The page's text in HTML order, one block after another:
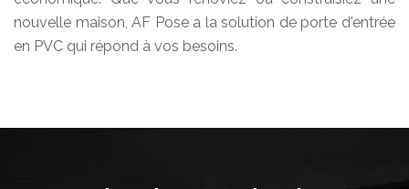
nouvelle maison, AF Pose a la solution de porte d'entrée
en PVC qui répond à vos besoins.